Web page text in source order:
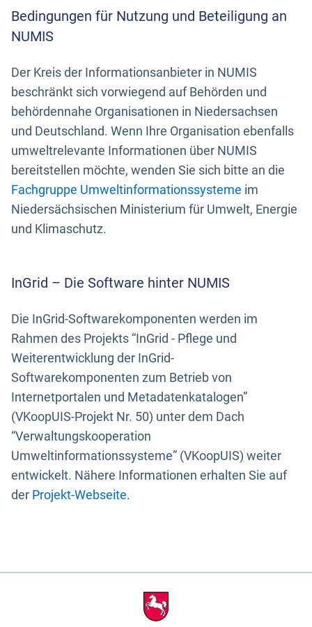
Bedingungen für Nutzung und Beteiligung an
NUMIS
Der Kreis der Informationsanbieter in NUMIS
beschränkt sich vorwiegend auf Behörden und
behördennahe Organisationen in Niedersachsen
und Deutschland. Wenn Ihre Organisation ebenfalls
umweltrelevante Informationen über NUMIS
bereitstellen möchte, wenden Sie sich bitte an die
Fachgruppe Umweltinformationssysteme im
Niedersächsischen Ministerium für Umwelt, Energie
und Klimaschutz.
InGrid – Die Software hinter NUMIS
Die InGrid-Softwarekomponenten werden im
Rahmen des Projekts “InGrid - Pflege und
Weiterentwicklung der InGrid-
Softwarekomponenten zum Betrieb von
Internetportalen und Metadatenkatalogen”
(VKoopUIS-Projekt Nr. 50) unter dem Dach
“Verwaltungskooperation
Umweltinformationssysteme” (VKoopUIS) weiter
entwickelt. Nähere Informationen erhalten Sie auf
der Projekt-Webseite.